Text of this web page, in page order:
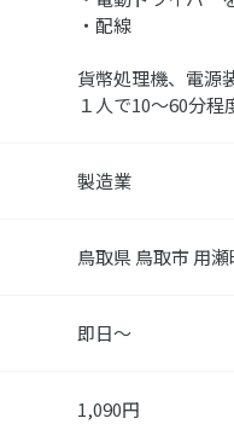
・配線
貨幣処理機、電源
１人で10～60分程
製造業
鳥取県 鳥取市 用
即日～
1,090円